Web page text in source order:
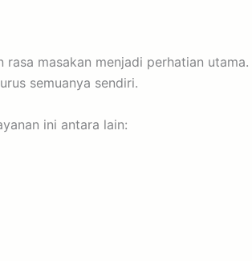
masakan menjadi perhatian
semuanya sendiri.
ini antara lain: